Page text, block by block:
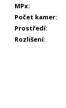
MPx:
Počet kamer:
Prostředí:
Rozlišení: